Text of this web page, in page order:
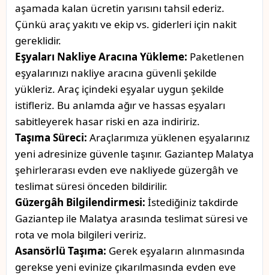
aşamada kalan ücretin yarısını tahsil ederiz.
Çünkü araç yakıtı ve ekip vs. giderleri için nakit
gereklidir.
Eşyaları Nakliye Aracına Yükleme: Paketlenen
eşyalarınızı nakliye aracına güvenli şekilde
yükleriz. Araç içindeki eşyalar uygun şekilde
istifleriz. Bu anlamda ağır ve hassas eşyaları
sabitleyerek hasar riski en aza indiririz.
Taşıma Süreci: Araçlarımıza yüklenen eşyalarınız
yeni adresinize güvenle taşınır. Gaziantep Malatya
şehirlerarası evden eve nakliyede güzergâh ve
teslimat süresi önceden bildirilir.
Güzergâh Bilgilendirmesi: İstediğiniz takdirde
Gaziantep ile Malatya arasında teslimat süresi ve
rota ve mola bilgileri veririz.
Asansörlü Taşıma: Gerek eşyaların alınmasında
gerekse yeni evinize çıkarılmasında evden eve